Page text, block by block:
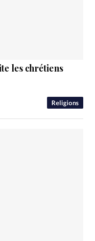
Religions
les chrétiens